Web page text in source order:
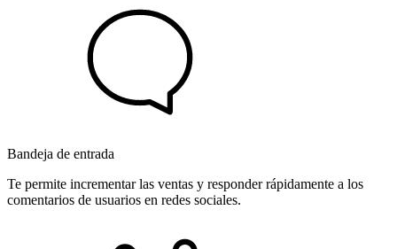
Bandeja de entrada
Te permite incrementar las ventas y responder rápidamente a los
comentarios de usuarios en redes sociales.